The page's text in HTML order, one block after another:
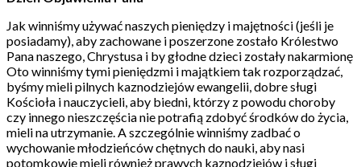
Jak winniśmy używać naszych pieniędzy i majętności (jeśli je
posiadamy), aby zachowane i poszerzone zostało Królestwo
Pana naszego, Chrystusa i by głodne dzieci zostały nakarmionę
Oto winniśmy tymi pieniędzmi i majątkiem tak rozporządzać,
byśmy mieli pilnych kaznodziejów ewangelii, dobre sługi
Kościoła i nauczycieli, aby biedni, którzy z powodu choroby
czy innego nieszczęścia nie potrafią zdobyć środków do życia,
mieli na utrzymanie. A szczególnie winniśmy zadbać o
wychowanie młodzieńców chętnych do nauki, aby nasi
potomkowie mieli również prawych kaznodziejów i sługi